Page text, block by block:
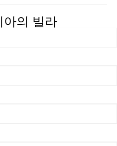
아의 빌라